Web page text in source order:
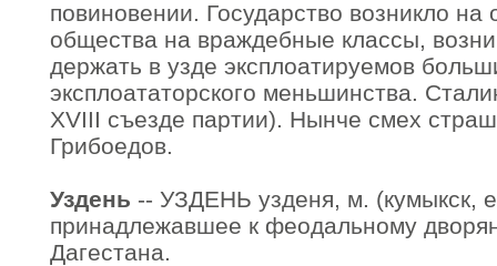
повиновении. Государство возникло на
общества на враждебные классы,
держать в узде эксплоатируемов
эксплоататорского меньшинства.
XVIII съезде партии). Нынче смех
Грибоедов.
Уздень -- УЗДЕНЬ узденя, м. (кумыкск,
принадлежавшее к феодальному
Дагестана.